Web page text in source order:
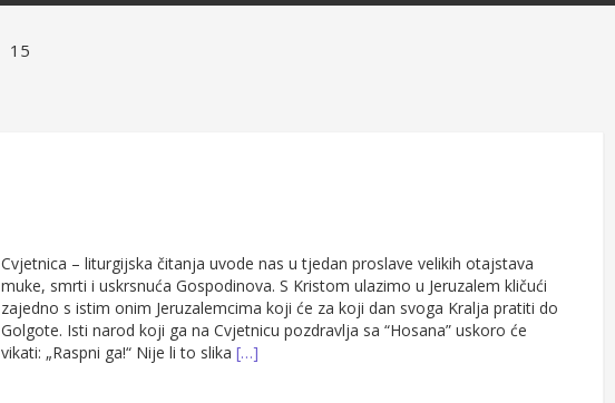
15
Cvjetnica – liturgijska čitanja uvode nas u tjedan proslave velikih otajstava
muke, smrti i uskrsnuća Gospodinova. S Kristom ulazimo u Jeruzalem kličući
zajedno s istim onim Jeruzalemcima koji će za koji dan svoga Kralja pratiti do
Golgote. Isti narod koji ga na Cvjetnicu pozdravlja sa “Hosana” uskoro će
vikati: „Raspni ga!“ Nije li to slika […]